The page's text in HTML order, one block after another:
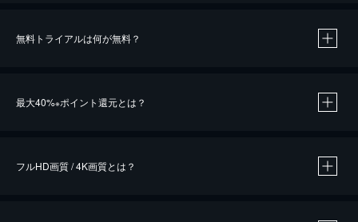
無料トライアルは何が無料？
最大40%※ポイント還元とは？
フルHD画質 / 4K画質とは？